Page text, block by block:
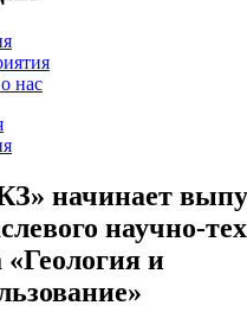
нас
начинает
научно-
и